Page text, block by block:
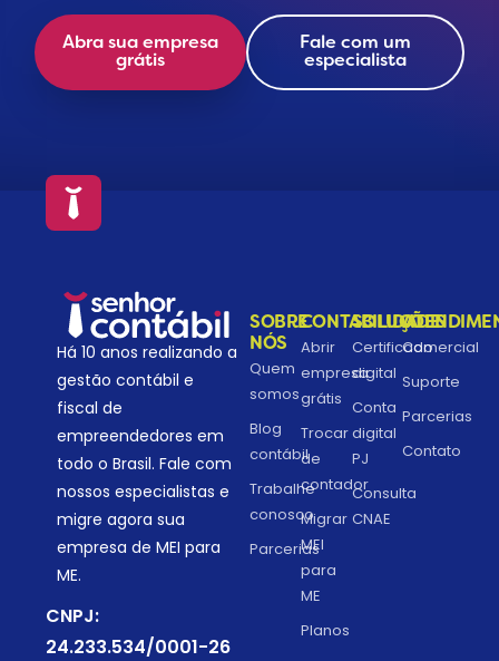
Abra sua empresa
grátis
Fale com um
especialista
Há 10 anos realizando a
gestão contábil e
fiscal de
empreendedores em
todo o Brasil. Fale com
nossos especialistas e
migre agora sua
empresa de MEI para
ME.
CNPJ:
24.233.534/0001-26
SOBRE
NÓS
Quem
somos
Blog
contábil
Trabalhe
conosco
Parcerias
CONTABILIDADE
Abrir
empresa
grátis
Trocar
de
contador
Migrar
MEI
para
ME
Planos
SOLUÇÕES
Certificado
digital
Conta
digital
PJ
Consulta
CNAE
Comercial
Suporte
Parcerias
Contato